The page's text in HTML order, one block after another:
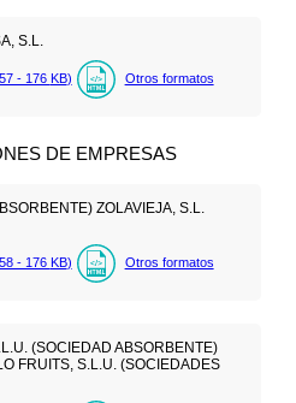
S.L.
- 176 KB) Otros formatos
DE EMPRESAS
ZOLAVIEJA, S.L.
- 176 KB) Otros formatos
(SOCIEDAD ABSORBENTE)
FRUITS, S.L.U. (SOCIEDADES